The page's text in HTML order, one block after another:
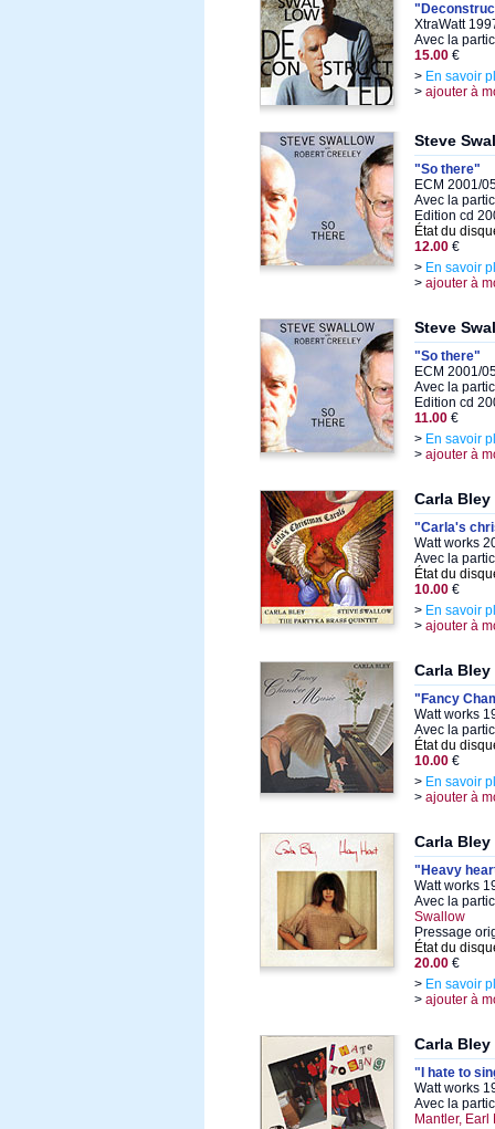
XtraWatt
Avec la
15.00 €
> En savoir
> ajouter à
Steve
"So there"
ECM 2001/
Avec la
Edition cd
État du
12.00 €
> En savoir
> ajouter à
Steve
"So there"
ECM 2001/
Avec la
Edition cd
11.00 €
> En savoir
> ajouter à
Carla Bley
"Carla's
Watt works
Avec la
État du
10.00 €
> En savoir
> ajouter à
Carla Bley
"Fancy
Watt works
Avec la
État du
10.00 €
> En savoir
> ajouter à
Carla Bley
"Heavy
Watt works
Avec la
Swallow
Pressage
État du
20.00 €
> En savoir
> ajouter à
Carla Bley
"I hate to
Watt works
Avec la
Mantler,